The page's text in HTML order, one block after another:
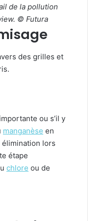
de la pollution
© Futura
des grilles et
ou s’il y
manganèse en
lors
étape
chlore ou de